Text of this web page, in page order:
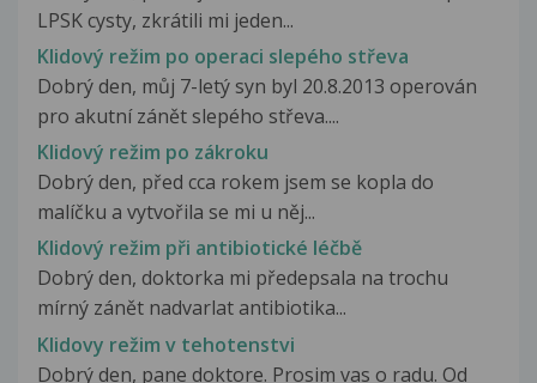
LPSK cysty, zkrátili mi jeden...
Klidový režim po operaci slepého střeva
Dobrý den, můj 7-letý syn byl 20.8.2013 operován
pro akutní zánět slepého střeva....
Klidový režim po zákroku
Dobrý den, před cca rokem jsem se kopla do
malíčku a vytvořila se mi u něj...
Klidový režim při antibiotické léčbě
Dobrý den, doktorka mi předepsala na trochu
mírný zánět nadvarlat antibiotika...
Klidovy režim v tehotenstvi
Dobrý den, pane doktore. Prosim vas o radu. Od